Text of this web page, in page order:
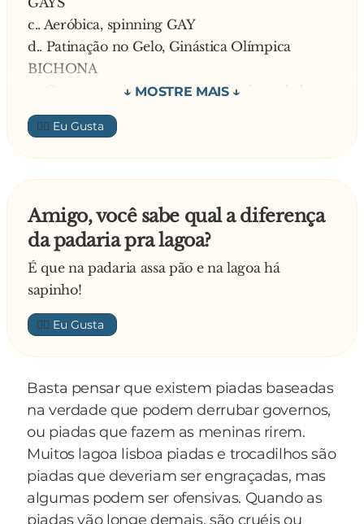
— Mas que m**... de desejo! Agora vamos ter
que m**... dentro do bote.
c.. Aeróbica, spinning GAY
d.. Patinação no Gelo, Ginástica Olímpica
BICHONA
e.. Os mesmos anteriores, usando short de lycra
LOUCA
2 - Comidas
a.. Capivara, javali, comida muito apimentada
CONAN
c.. Peixe e salada FRESCO
d.. Sanduíches integrais GAY
e.. Aves acompanhadas de vegetais cozidos no
vapor b**... ASSUMIDA
3 - Bebidas
a.. Cachaça, c**..., whisky MACHO
b.. Vinho, vodka HOMEM
d.. Suco de frutas normais e licores doces
MUITO GAY
e.. Suco de açaí, carambola, cupuaçu, com
adoçante PERDIDAMENTE GAY
4 - Higiene
a.. Toma banho rápido, usa sabão em barra
👍🏼
Amigo, você sabe qual a diferença
da padaria pra lagoa?
É que na padaria assa pão e na lagoa há
sapinho!
👍🏼
Basta pensar que existem piadas baseadas
na verdade que podem derrubar governos,
ou piadas que fazem as meninas rirem.
Muitos lagoa lisboa piadas e trocadilhos são
piadas que deveriam ser engraçadas, mas
algumas podem ser ofensivas. Quando as
piadas vão longe demais, são cruéis ou